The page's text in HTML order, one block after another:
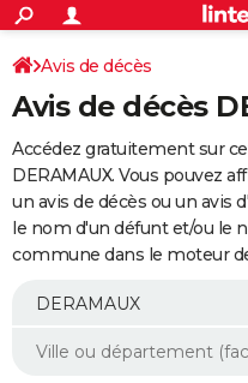
ACTUALITÉS
Politique
Société
Faits Divers
Education
Monde
Villes
+
SPORT
Coupe du monde 2026
Football
Tennis
Cyclisme
Rugby
Forum
Programme TV
TNT
Streaming
Cinéma
Sorties cinéma
Musique
+
FINANCE
Impôts
Immobilier
Risques naturels par ville
Banque
Assurance
Crédit
AUTO
Essais
Réserver un essai
Citadines
Berlines
SUV
Forum auto
+
Mobiles
Meilleur smartphone
Internet
Ordinateurs
Jeux vidéo
Guide high-tech
Aménagement intérieur
Avis de décès
Avis de décès
Accédez gratuitement sur
DERAMAUX. Vous pouvez
un avis de décès ou un avis
le nom d'un défunt et/ou le
commune dans le moteur